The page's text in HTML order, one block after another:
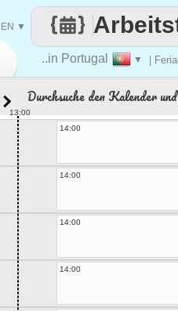
..in Portugal ▼ |
EN ▼
Durchsuche den Kalender
13:00
14:00
14:00
14:00
14:00